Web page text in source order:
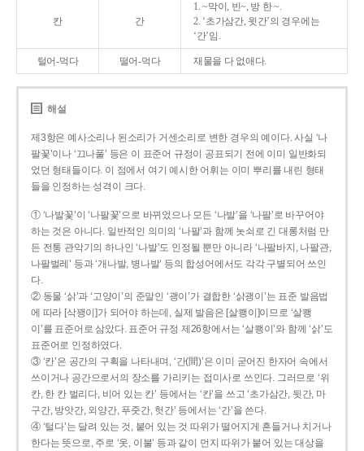
칸 간
1. ~막이, 빈~, 방 한 ~.
2. ‘초가삼간, 윗간’의 경우에는
‘간’임.
털어-먹다 떨어-먹다 재물을 다 없애다.
해설
제3항은 예사소리나 된소리가 거센소리로 변한 경우의 예이다. 사실 ‘나
팔꽃’이나 ‘끄나풀’ 등은 이 표준어 규정이 공표되기 전에 이미 일반화되
었던 형태들이다. 이 점에서 여기 예시한 어휘는 이미 뿌리를 내린 형태
들을 인정하는 성격이 크다.
① ‘나발꽃’이 ‘나팔꽃’으로 바뀌었으나 모든 ‘나발’을 ‘나팔’로 바꾸어야
하는 것은 아니다. 일반적인 의미의 ‘나팔’과 함께 놋쇠로 긴 대롱처럼 만
든 전통 관악기의 하나인 ‘나발’도 인정될 뿐만 아니라 ‘나팔바지, 나팔관,
나팔벌레’ 등과 ‘개나발, 병나발’ 등의 합성어에서도 각각 구별되어 쓰인
다.
② 동물 ‘삵’과 ‘고양이’의 준말인 ‘괭이’가 결합한 ‘삵괭이’는 표준 발음법
에 따라 [삭꽹이]가 되어야 하는데, 실제 발음은 [살쾡이]이므로 ‘살쾡
이’를 표준어로 삼았다. 표준어 규정 제26항에서는 ‘살쾡이’와 함께 ‘삵’도
표준어로 인정하였다.
③ ‘칸’은 공간의 구획을 나타내며, ‘간(間)’은 이미 굳어진 한자어 속에서
쓰이거나 공간으로서의 장소를 가리키는 접미사로 쓰인다. 그러므로 ‘위
칸, 한 칸 벌리다, 비어 있는 칸’ 등에서는 ‘칸’을 쓰고 ‘초가삼간, 뒷간, 마
구간, 방앗간, 외양간, 푸줏간, 헛간’ 등에서는 ‘간’을 쓴다.
④ ‘털다’는 달려 있는 것, 붙어 있는 것 따위가 떨어지게 흔들거나 치거나
한다는 뜻으로, 주로 ‘옷, 이불’ 등과 같이 먼지 따위가 붙어 있는 대상을